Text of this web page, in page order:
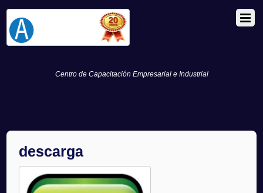
Centro de Capacitación Empresarial e Industrial
descarga